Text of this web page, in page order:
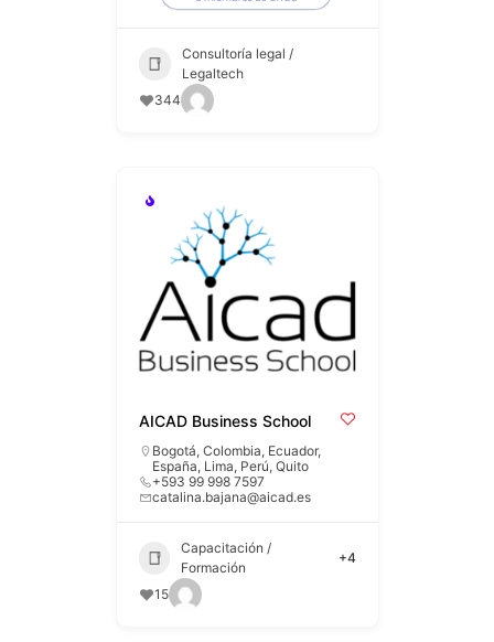
Consultoría legal /
Legaltech
344
AICAD Business School
Bogotá, Colombia, Ecuador,
España, Lima, Perú, Quito
+593 99 998 7597
catalina.bajana@aicad.es
Capacitación /
Formación
+4
15